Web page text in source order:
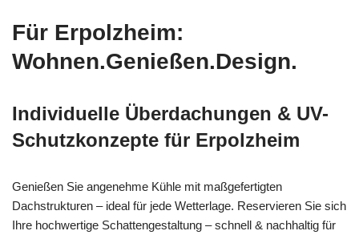
Für Erpolzheim:
Wohnen.Genießen.Design.
Individuelle Überdachungen & UV-
Schutzkonzepte für Erpolzheim
Genießen Sie angenehme Kühle mit maßgefertigten
Dachstrukturen – ideal für jede Wetterlage. Reservieren Sie sich
Ihre hochwertige Schattengestaltung – schnell & nachhaltig für